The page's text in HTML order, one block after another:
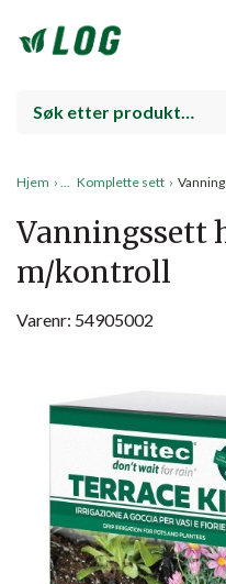
Hjem › Komplette sett ›
Vanningssett
m/kontroll
Varenr: 54905002